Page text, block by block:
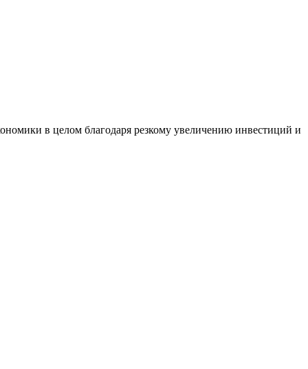
в целом благодаря резкому увеличению инвестиций и